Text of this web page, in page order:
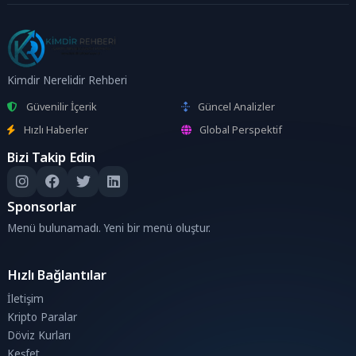
Kimdir Nerelidir Rehberi
Güvenilir İçerik
Güncel Analizler
Hızlı Haberler
Global Perspektif
Bizi Takip Edin
Sponsorlar
Menü bulunamadı. Yeni bir menü oluştur.
Hızlı Bağlantılar
İletişim
Kripto Paralar
Döviz Kurları